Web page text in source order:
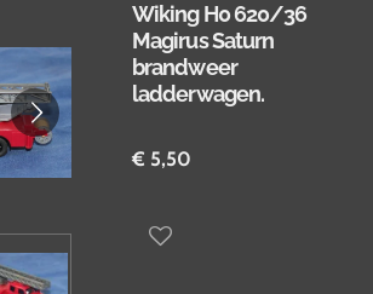
Wiking H0 620/36
Magirus Saturn
brandweer
ladderwagen.
€ 5,50